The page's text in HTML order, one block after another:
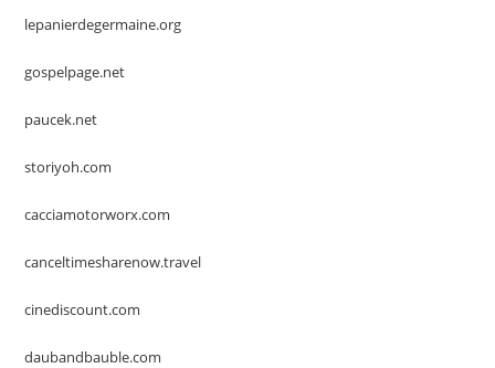
lepanierdegermaine.org
gospelpage.net
paucek.net
storiyoh.com
cacciamotorworx.com
canceltimesharenow.travel
cinediscount.com
daubandbauble.com